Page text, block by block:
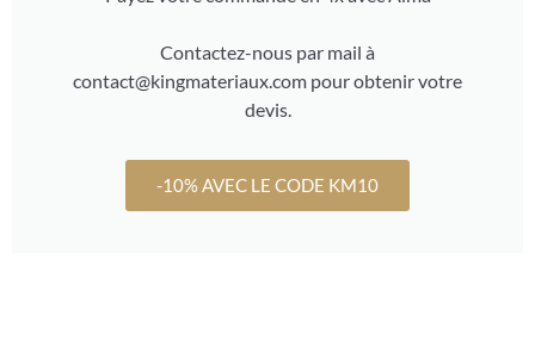
Contactez-nous par mail à
contact@kingmateriaux.com pour obtenir votre
devis.
-10% AVEC LE CODE KM10